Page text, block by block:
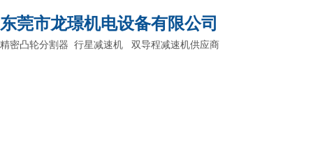
东莞市龙璟机电设备有限公司
精密凸轮分割器 行星减速机 双导程减速机供应商